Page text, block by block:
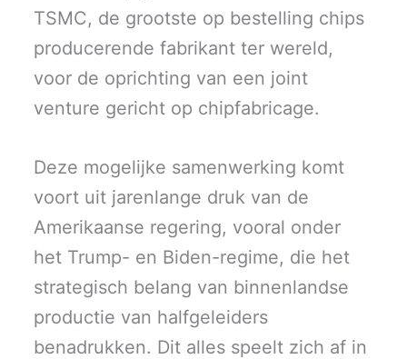
TSMC, de grootste op bestelling chips
producerende fabrikant ter wereld,
voor de oprichting van een joint
venture gericht op chipfabricage.
Deze mogelijke samenwerking komt
voort uit jarenlange druk van de
Amerikaanse regering, vooral onder
het Trump- en Biden-regime, die het
strategisch belang van binnenlandse
productie van halfgeleiders
benadrukken. Dit alles speelt zich af in